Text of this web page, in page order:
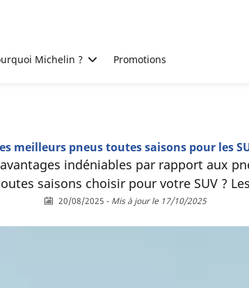
Michelin ? Promotions
meilleurs pneus toutes saisons pour les
indéniables par rapport aux
saisons choisir pour votre SUV ?
20/08/2025 - Mis à jour le 17/10/2025